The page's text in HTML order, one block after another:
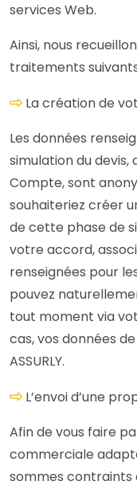
services Web.
Ainsi, nous
traitements
La création de
Les données
simulation du
Compte, sont
souhaiteriez créer
de cette phase de
votre accord,
renseignées pour
pouvez
tout moment via
cas, vos données
ASSURLY.
L’envoi d’une
Afin de vous faire
commerciale
sommes contraints